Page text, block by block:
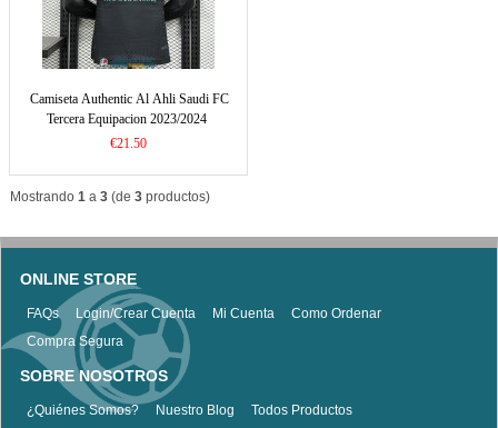
Camiseta Authentic Al Ahli Saudi FC
Tercera Equipacion 2023/2024
€21.50
Mostrando 1a 3(de 3productos)
ONLINE STORE
FAQs Login/Crear Cuenta Mi Cuenta
Como Ordenar
Compra Segura
SOBRE NOSOTROS
¿Quiénes Somos? Nuestro Blog Todos Productos